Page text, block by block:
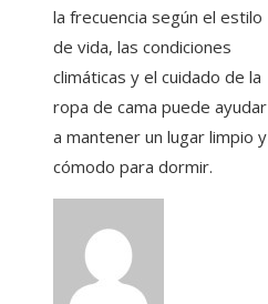
la frecuencia según el estilo
de vida, las condiciones
climáticas y el cuidado de la
ropa de cama puede ayudar
a mantener un lugar limpio y
cómodo para dormir.